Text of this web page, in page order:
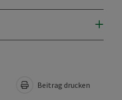
Beitrag drucken